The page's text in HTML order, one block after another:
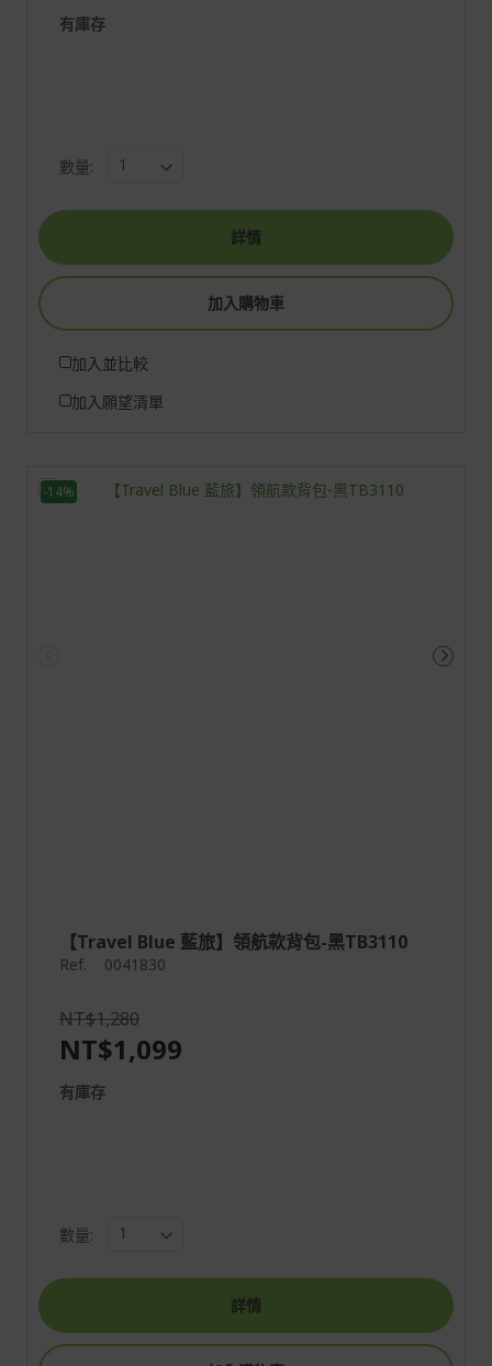
有庫存
數量:
詳情
加入購物車
加入並比較
加入願望清單
-14%
【Travel Blue 藍旅】領航款背包-黑TB3110
Ref. 0041830
NT$1,280
NT$1,099
有庫存
數量:
詳情